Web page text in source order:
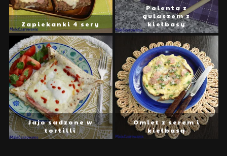
Zapiekanki 4 sery
Polenta z
gulaszem z
kiełbasy
Jajo sadzone w
tortilli
Omlet z serem i
kiełbasą